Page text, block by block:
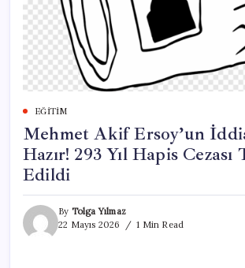
EĞITIM
Mehmet Akif Ersoy’un
Hazır! 293 Yıl Hapis Cezası
Edildi
By Tolga Yılmaz
22 Mayıs 2026
1 Min Read